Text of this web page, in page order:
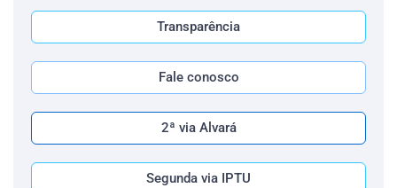
Transparência
Fale conosco
2ª via Alvará
Segunda via IPTU